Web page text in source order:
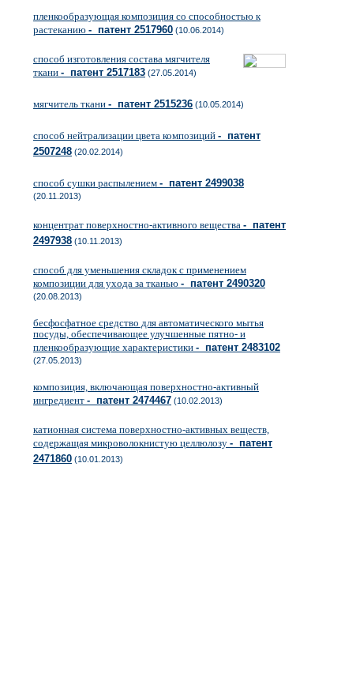
пленкообразующая композиция со способностью к
растеканию - патент 2517960 (10.06.2014)
способ изготовления состава мягчителя
ткани - патент 2517183 (27.05.2014)
мягчитель ткани - патент 2515236 (10.05.2014)
способ нейтрализации цвета композиций - патент
2507248 (20.02.2014)
способ сушки распылением - патент 2499038
(20.11.2013)
концентрат поверхностно-активного вещества - патент
2497938 (10.11.2013)
способ для уменьшения складок с применением
композиции для ухода за тканью - патент 2490320
(20.08.2013)
бесфосфатное средство для автоматического мытья
посуды, обеспечивающее улучшенные пятно- и
пленкообразующие характеристики - патент 2483102
(27.05.2013)
композиция, включающая поверхностно-активный
ингредиент - патент 2474467 (10.02.2013)
катионная система поверхностно-активных веществ,
содержащая микроволокнистую целлюлозу - патент
2471860 (10.01.2013)